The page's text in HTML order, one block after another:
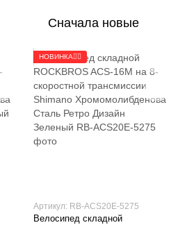
Сначала новые
НОВИНКА🚴‍♂️
Артикул: RB-ACS20E-5275
Велосипед складной